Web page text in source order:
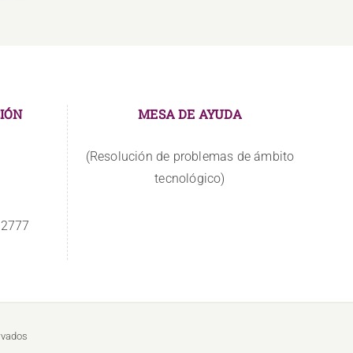
MESA DE AYUDA
(Resolución de problemas de ámbito
tecnológico)